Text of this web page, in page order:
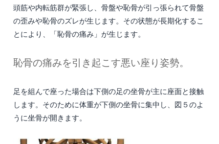
頭筋や内転筋群が緊張し、骨盤や恥骨が引っ張られて骨盤
の歪みや恥骨のズレが生じます。その状態が長期化するこ
とにより、「恥骨の痛み」が生じます。
恥骨の痛みを引き起こす悪い座り姿勢。
足を組んで座った場合は下側の足の坐骨が主に座面と接触
します。そのために体重が下側の坐骨に集中し、図５のよ
うに坐骨が開きます。